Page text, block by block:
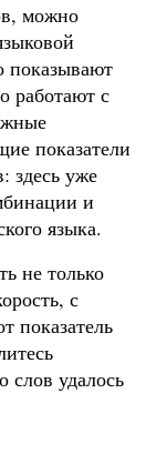
можно
показывают
работают с
показатели
здесь уже
и
языка.
не только
с
показатель
слов удалось